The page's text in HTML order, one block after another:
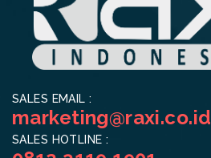
SALES EMAIL :
marketing@raxi.co.id
SALES HOTLINE :